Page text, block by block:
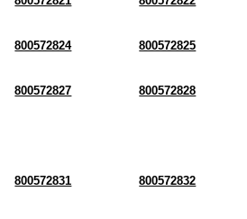
800572824 800572825
800572827 800572828
800572831 800572832